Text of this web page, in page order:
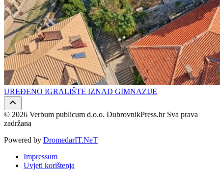
UREĐENO IGRALIŠTE IZNAD GIMNAZIJE
© 2026 Verbum publicum d.o.o. DubrovnikPress.hr Sva prava
zadržana
Powered by DromedarIT.NeT
Impressum
Uvjeti korištenja